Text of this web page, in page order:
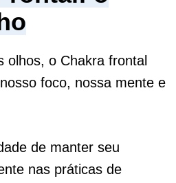
olhos, o Chakra frontal
foco, nossa mente e
de manter seu
nas práticas de